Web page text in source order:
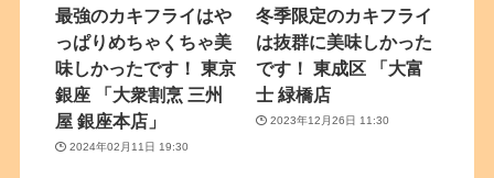
最強のカキフライはや
っぱりめちゃくちゃ美
味しかったです！ 東京
銀座 「大衆割烹 三州
屋 銀座本店」
2024年02月11日 19:30
冬季限定のカキフライ
は抜群に美味しかった
です！ 東成区 「大富
士 緑橋店
2023年12月26日 11:30